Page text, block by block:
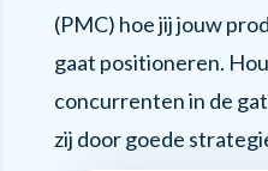
(PMC) hoe jij jouw
gaat positioneren.
concurrenten in de
zij door goede